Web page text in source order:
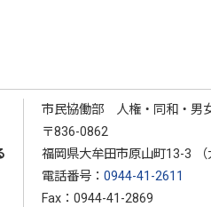
市民協働部 人権・同和・男
〒836-0862
福岡県大牟田市原山町13-3 （
電話番号： 0944-41-2611
Fax：0944-41-2869